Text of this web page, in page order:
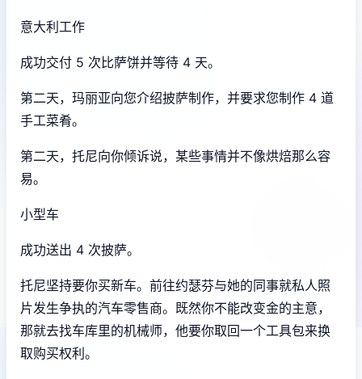
意大利工作
成功交付 5 次比萨饼并等待 4 天。
第二天，玛丽亚向您介绍披萨制作，并要求您制作 4 道
手工菜肴。
第二天，托尼向你倾诉说，某些事情并不像烘焙那么容
易。
小型车
成功送出 4 次披萨。
托尼坚持要你买新车。前往约瑟芬与她的同事就私人照
片发生争执的汽车零售商。既然你不能改变金的主意，
那就去找车库里的机械师，他要你取回一个工具包来换
取购买权利。